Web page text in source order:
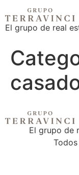
El grupo de real
El grupo de